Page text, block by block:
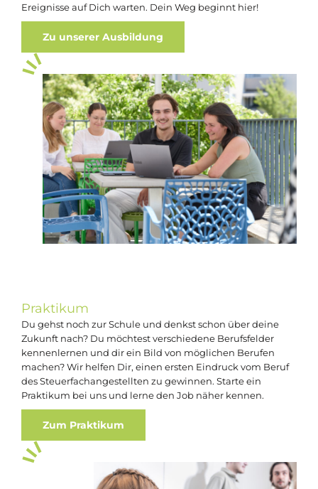
Ereignisse auf Dich warten. Dein Weg beginnt hier!
Zu unserer Ausbildung
Praktikum
Du gehst noch zur Schule und denkst schon über deine
Zukunft nach? Du möchtest verschiedene Berufsfelder
kennenlernen und dir ein Bild von möglichen Berufen
machen? Wir helfen Dir, einen ersten Eindruck vom Beruf
des Steuerfachangestellten zu gewinnen. Starte ein
Praktikum bei uns und lerne den Job näher kennen.
Zum Praktikum